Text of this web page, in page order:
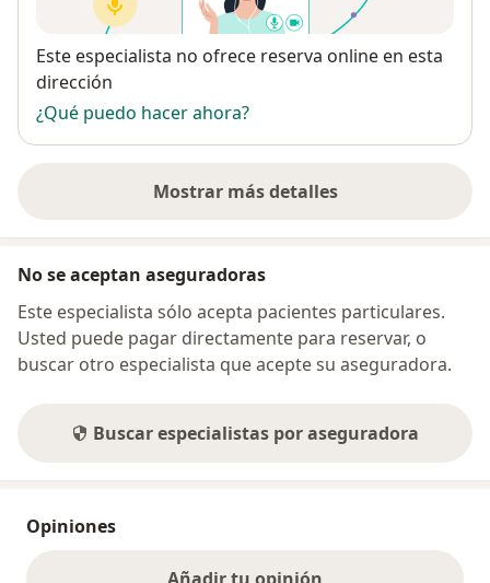
Disponibilidad
Este especialista no ofrece reserva online en esta
dirección
¿Qué puedo hacer ahora?
Mostrar más detalles
sobre la dirección
No se aceptan aseguradoras
Este especialista sólo acepta pacientes particulares.
Usted puede pagar directamente para reservar, o
buscar otro especialista que acepte su aseguradora.
Buscar especialistas por aseguradora
Opiniones